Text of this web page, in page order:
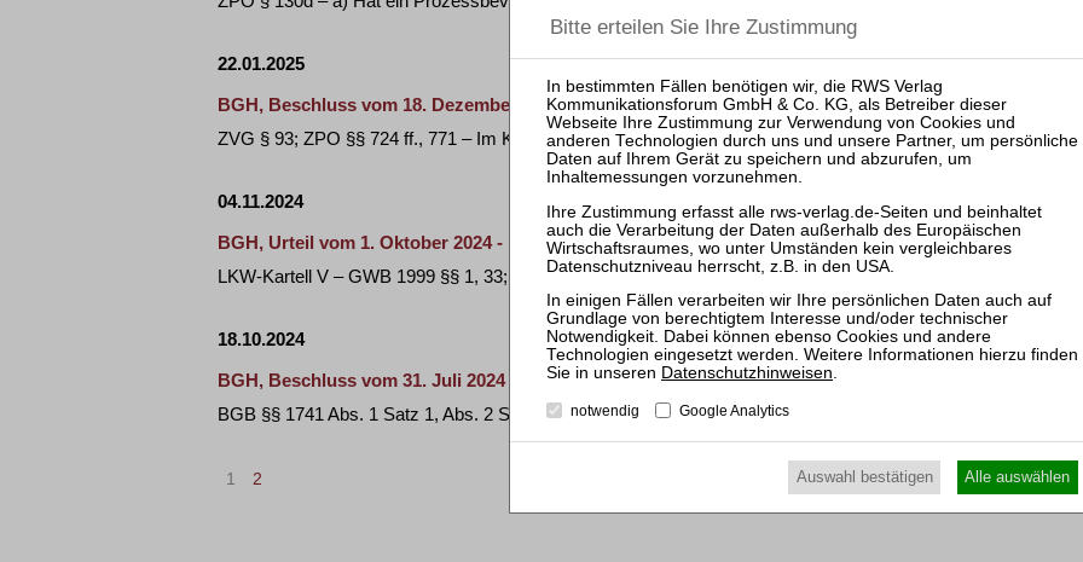
22.01.2025
BGH, Beschluss vom 18. Dezember 2024 - VII ZB 30/23
ZVG § 93; ZPO §§ 724 ff., 771 – Im Klauselerteilungsverfahren nach §§ 724 ff. ZPO können …
04.11.2024
BGH, Urteil vom 1. Oktober 2024 - KZR 60/23
LKW-Kartell V – GWB 1999 §§ 1, 33; GWB 2005 §§ 1, 33 Abs. 3; GWB § 33g Abs. 1 und 10; ZPO …
18.10.2024
BGH, Beschluss vom 31. Juli 2024 - XII ZB 147/24
BGB §§ 1741 Abs. 1 Satz 1, Abs. 2 Satz 3, 1747 Abs. 1 und 4; FamFG §§ 7 Abs. 4, 26, 27, 188 Abs. …
1 2
Datenschutzhinweisen.
notwendig Google Analytics
Auswahl bestätigen Alle auswählen